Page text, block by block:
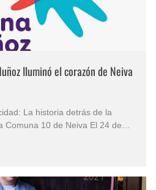
Iluminó el corazón de Neiva
La historia detrás de la
10 de Neiva El 24 de
actividad que se ha